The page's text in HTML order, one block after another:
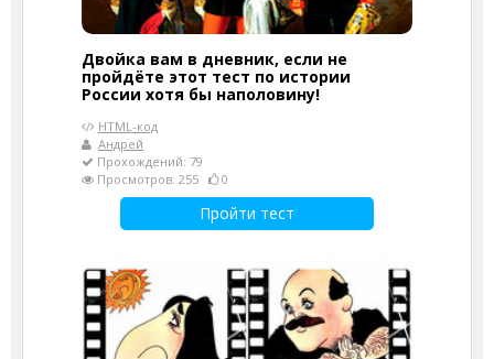
Двойка вам в дневник, если не
пройдёте этот тест по истории
России хотя бы наполовину!
HTML-код
Андрей
Прохождений: 79
Просмотров: 255
0
Пройти тест